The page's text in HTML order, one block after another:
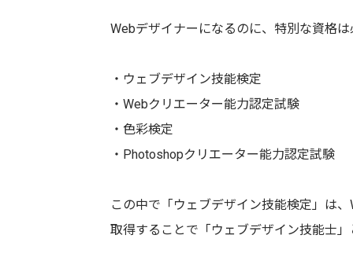
Webデザイナーになるのに、特別な資格
・ウェブデザイン技能検定
・Webクリエーター能力認定試験
・色彩検定
・Photoshopクリエーター能力認定試験
この中で「ウェブデザイン技能検定」は
取得することで「ウェブデザイン技能士